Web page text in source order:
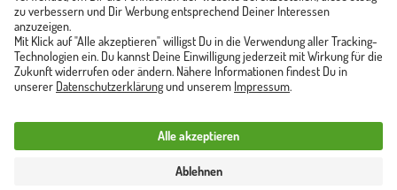
Unser Shop ist von
Trusted Shops zertifiziert